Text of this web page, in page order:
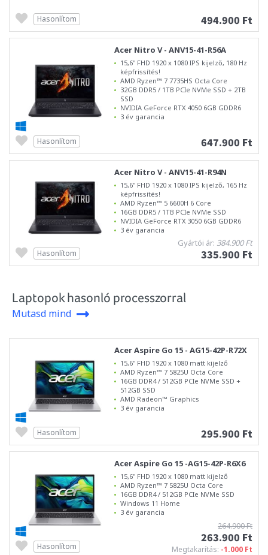
494.900 Ft
Hasonlítom
Acer Nitro V - ANV15-41-R56A
15,6" FHD 1920 x 1080 IPS kijelző, 180 Hz
képfrissítés!
AMD Ryzen™ 7 7735HS Octa Core
32GB DDR5 / 1TB PCIe NVMe SSD + 2TB
SSD
NVIDIA GeForce RTX 4050 6GB GDDR6
3 év garancia
647.900 Ft
Hasonlítom
Acer Nitro V - ANV15-41-R94N
15,6" FHD 1920 x 1080 IPS kijelző, 165 Hz
képfrissítés!
AMD Ryzen™ 5 6600H 6 Core
16GB DDR5 / 1TB PCIe NVMe SSD
NVIDIA GeForce RTX 3050 6GB GDDR6
3 év garancia
Gyártói ár: 384.900 Ft
335.900 Ft
Hasonlítom
Laptopok hasonló processzorral
Mutasd mind
Acer Aspire Go 15 - AG15-42P-R72X
15,6" FHD 1920 x 1080 matt kijelző
AMD Ryzen™ 7 5825U Octa Core
16GB DDR4 / 512GB PCIe NVMe SSD +
512GB SSD
AMD Radeon™ Graphics
3 év garancia
295.900 Ft
Hasonlítom
Acer Aspire Go 15 -AG15-42P-R6X6
15,6" FHD 1920 x 1080 matt kijelző
AMD Ryzen™ 7 5825U Octa Core
16GB DDR4 / 512GB PCIe NVMe SSD
Windows 11 Home
3 év garancia
264.900 Ft
263.900 Ft
Megtakarítás: -1.000 Ft
Hasonlítom